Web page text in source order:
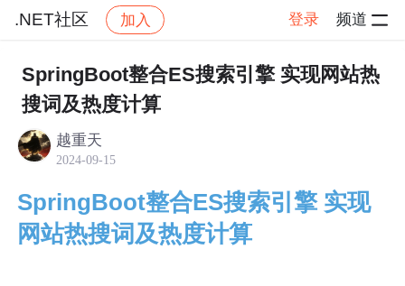
.NET社区 加入 登录 频道
社区 .NET社区 .NET Conf China 帖子详情
SpringBoot整合ES搜索引擎 实现网站热
搜词及热度计算
越重天
2024-09-15
SpringBoot整合ES搜索引擎 实现
网站热搜词及热度计算